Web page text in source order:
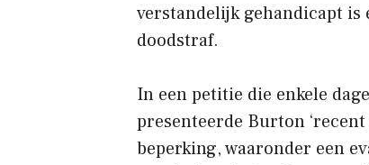
verstandelijk gehandicapt
doodstraf.
In een petitie die enkele
presenteerde Burton
beperking, waaronder een